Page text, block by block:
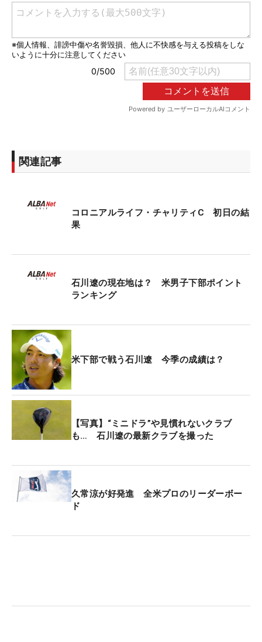
関連記事
コロニアルライフ・チャリティC 初日の結
果
石川遼の現在地は？ 米男子下部ポイント
ランキング
米下部で戦う石川遼 今季の成績は？
【写真】“ミニドラ”や見慣れないクラブ
も… 石川遼の最新クラブを撮った
久常涼が好発進 全米プロのリーダーボー
ド